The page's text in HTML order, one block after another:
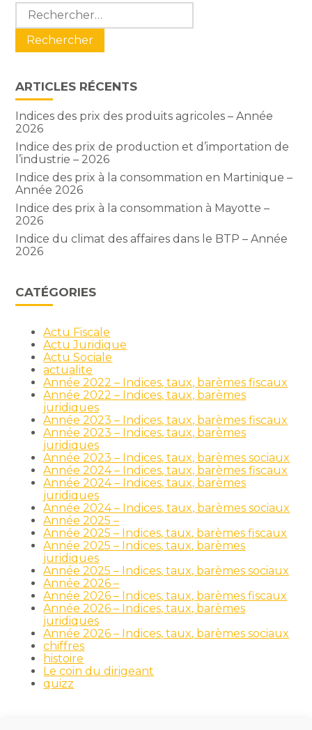
Blog
sidebar
Rechercher :
ARTICLES RÉCENTS
Indices des prix des produits agricoles – Année
2026
Indice des prix de production et d’importation de
l’industrie – 2026
Indice des prix à la consommation en Martinique –
Année 2026
Indice des prix à la consommation à Mayotte –
2026
Indice du climat des affaires dans le BTP – Année
2026
CATÉGORIES
Actu Fiscale
Actu Juridique
Actu Sociale
actualite
Année 2022 – Indices, taux, barèmes fiscaux
Année 2022 – Indices, taux, barèmes
juridiques
Année 2023 – Indices, taux, barèmes fiscaux
Année 2023 – Indices, taux, barèmes
juridiques
Année 2023 – Indices, taux, barèmes sociaux
Année 2024 – Indices, taux, barèmes fiscaux
Année 2024 – Indices, taux, barèmes
juridiques
Année 2024 – Indices, taux, barèmes sociaux
Année 2025 –
Année 2025 – Indices, taux, barèmes fiscaux
Année 2025 – Indices, taux, barèmes
juridiques
Année 2025 – Indices, taux, barèmes sociaux
Année 2026 –
Année 2026 – Indices, taux, barèmes fiscaux
Année 2026 – Indices, taux, barèmes
juridiques
Année 2026 – Indices, taux, barèmes sociaux
chiffres
histoire
Le coin du dirigeant
quizz